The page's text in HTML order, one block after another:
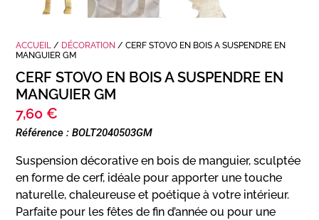
ACCUEIL / DÉCORATION / CERF STOVO EN BOIS A SUSPENDRE EN
MANGUIER GM
CERF STOVO EN BOIS A SUSPENDRE EN
MANGUIER GM
7,60 €
Référence : BOLT2040503GM
Suspension décorative en bois de manguier, sculptée
en forme de cerf, idéale pour apporter une touche
naturelle, chaleureuse et poétique à votre intérieur.
Parfaite pour les fêtes de fin d’année ou pour une